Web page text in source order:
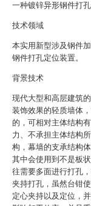
一种镀锌异形钢件打
技术领域
本实用新型涉及钢件
钢件打孔定位装置。
背景技术
现代大型和高层建筑
装饰效果的轻质墙体
的，可相对主体结构
力、不承担主体结构
构，幕墙的支承结构
其中会使用到不是板
往需要多面进行打孔
夹持打孔，虽然台钳
定心夹持以及定位，